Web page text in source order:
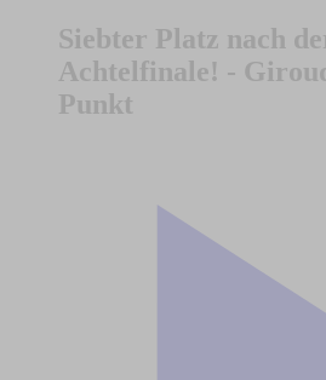
Siebter Platz nach
Achtelfinale! -
Punkt